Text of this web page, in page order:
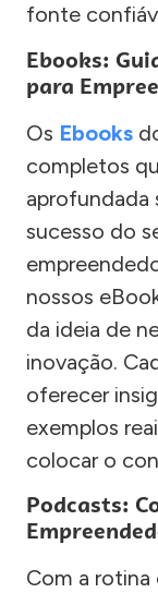
fonte
Ebooks:
para
Os Ebooks
completos
aprofundada
sucesso do
nossos
da ideia de
inovação.
oferecer
exemplos
colocar o
Podcasts:
Com a